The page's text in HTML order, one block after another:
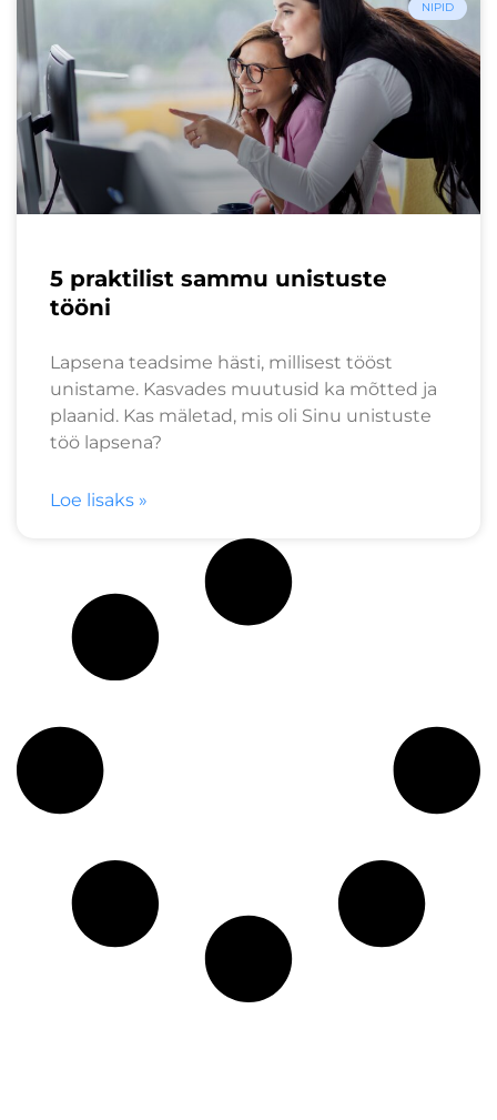
NIPID
5 praktilist sammu unistuste
tööni
Lapsena teadsime hästi, millisest tööst
unistame. Kasvades muutusid ka mõtted ja
plaanid. Kas mäletad, mis oli Sinu unistuste
töö lapsena?
Loe lisaks »